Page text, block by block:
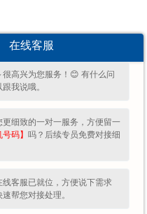
在线客服
的咨询，期待为您服务!
很高兴为您服务！😊 有什么问
我说哦。
更细致的一对一服务，方便留一
号码】 吗？后续专员免费对接细
线客服已就位，方便说下需求
帮您对接处理。